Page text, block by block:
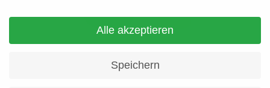
Alle akzeptieren
Speichern